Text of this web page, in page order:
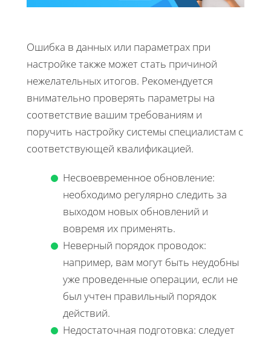
Ошибка в данных или параметрах при
настройке также может стать причиной
нежелательных итогов. Рекомендуется
внимательно проверять параметры на
соответствие вашим требованиям и
поручить настройку системы специалистам с
соответствующей квалификацией.
Несвоевременное обновление:
необходимо регулярно следить за
выходом новых обновлений и
вовремя их применять.
Неверный порядок проводок:
например, вам могут быть неудобны
уже проведенные операции, если не
был учтен правильный порядок
действий.
Недостаточная подготовка: следует